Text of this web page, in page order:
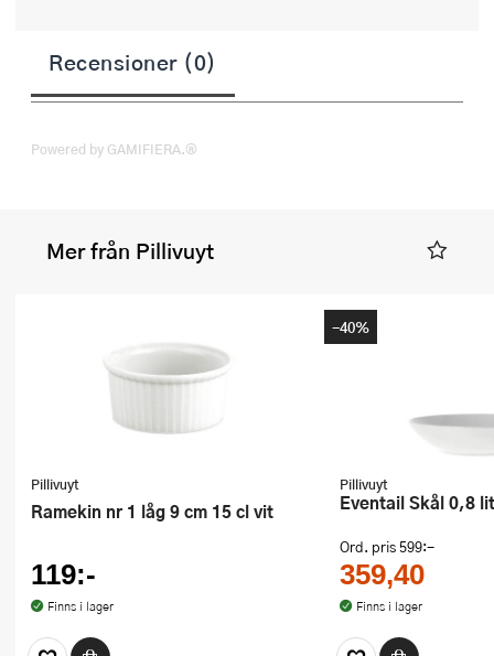
Recensioner (0)
Powered by GAMIFIERA.®
Mer från Pillivuyt
Pillivuyt
Ramekin nr 1 låg 9 cm 15 cl vit
119:-
Finns i lager
Pillivuyt
Eventail Skål 0,8
Ord. pris599:-
359,40
Finns i lager
-40%